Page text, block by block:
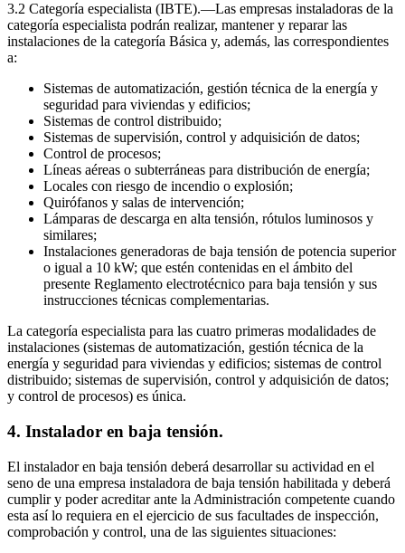
3.2 Categoría especialista (IBTE).—Las empresas instaladoras de la
categoría especialista podrán realizar, mantener y reparar las
instalaciones de la categoría Básica y, además, las correspondientes
a:
Sistemas de automatización, gestión técnica de la energía y
seguridad para viviendas y edificios;
Sistemas de control distribuido;
Sistemas de supervisión, control y adquisición de datos;
Control de procesos;
Líneas aéreas o subterráneas para distribución de energía;
Locales con riesgo de incendio o explosión;
Quirófanos y salas de intervención;
Lámparas de descarga en alta tensión, rótulos luminosos y
similares;
Instalaciones generadoras de baja tensión de potencia superior
o igual a 10 kW; que estén contenidas en el ámbito del
presente Reglamento electrotécnico para baja tensión y sus
instrucciones técnicas complementarias.
La categoría especialista para las cuatro primeras modalidades de
instalaciones (sistemas de automatización, gestión técnica de la
energía y seguridad para viviendas y edificios; sistemas de control
distribuido; sistemas de supervisión, control y adquisición de datos;
y control de procesos) es única.
4. Instalador en baja tensión.
El instalador en baja tensión deberá desarrollar su actividad en el
seno de una empresa instaladora de baja tensión habilitada y deberá
cumplir y poder acreditar ante la Administración competente cuando
esta así lo requiera en el ejercicio de sus facultades de inspección,
comprobación y control, una de las siguientes situaciones: